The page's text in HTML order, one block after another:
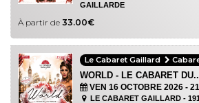
GAILLARDE
À partir de 33.00€
Le Cabaret Gaillard
WORLD - LE CABARET
VEN 16 OCTOBRE 2026 -
LE CABARET GAILLARD -